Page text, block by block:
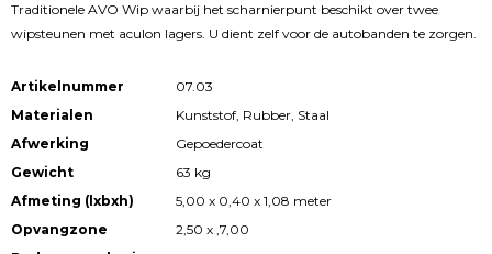
Traditionele AVO Wip waarbij het scharnierpunt beschikt over twee
wipsteunen met aculon lagers. U dient zelf voor de autobanden te zorgen.
Artikelnummer
07.03
Materialen
Kunststof, Rubber, Staal
Afwerking
Gepoedercoat
Gewicht
63 kg
Afmeting (lxbxh)
5,00 x 0,40 x 1,08 meter
Opvangzone
2,50 x ,7,00